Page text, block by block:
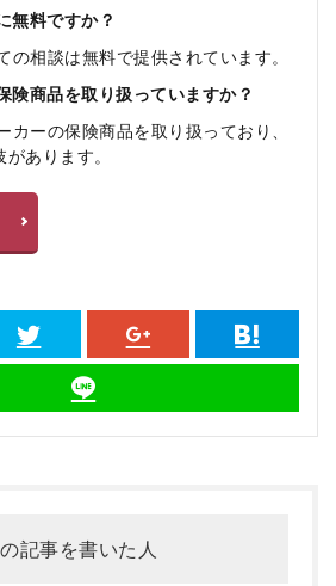
無料ですか？
の相談は無料で提供されています。
険商品を取り扱っていますか？
カーの保険商品を取り扱っており、
あります。
記事を書いた人